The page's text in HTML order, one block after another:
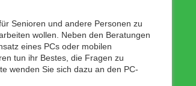
Senioren und andere Personen zu
wollen. Neben den Beratungen
eines PCs oder mobilen
tun ihr Bestes, die Fragen zu
wenden Sie sich dazu an den PC-